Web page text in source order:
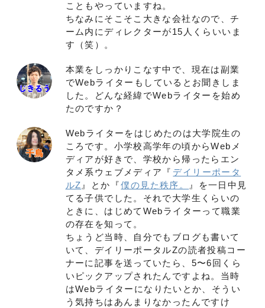
こともやっていますね。
ちなみにそこそこ大きな会社なので、チ
ーム内にディレクターが15人くらいいま
す（笑）。
本業をしっかりこなす中で、現在は副業
でWebライターもしているとお聞きしま
した。どんな経緯でWebライターを始め
たのですか？
Webライターをはじめたのは大学院生の
ころです。小学校高学年の頃からWebメ
ディアが好きで、学校から帰ったらエン
タメ系ウェブメディア『 デイリーポータ
ルZ 』とか『 僕の見た秩序。
』を一日中見
てる子供でした。それで大学生くらいの
ときに、はじめてWebライターって職業
の存在を知って。
ちょうど当時、自分でもブログも書いて
いて、デイリーポータルZの読者投稿コー
ナーに記事を送っていたら、5〜6回くら
いピックアップされたんですよね。当時
はWebライターになりたいとか、そうい
う気持ちはあんまりなかったんですけ